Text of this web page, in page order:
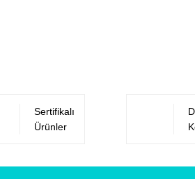
Sertifikalı
Ürünler